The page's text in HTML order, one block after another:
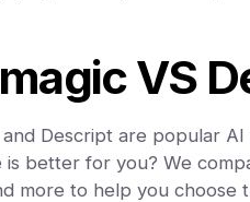
VS
and Descript are popular
is better for you? We
more to help you choose